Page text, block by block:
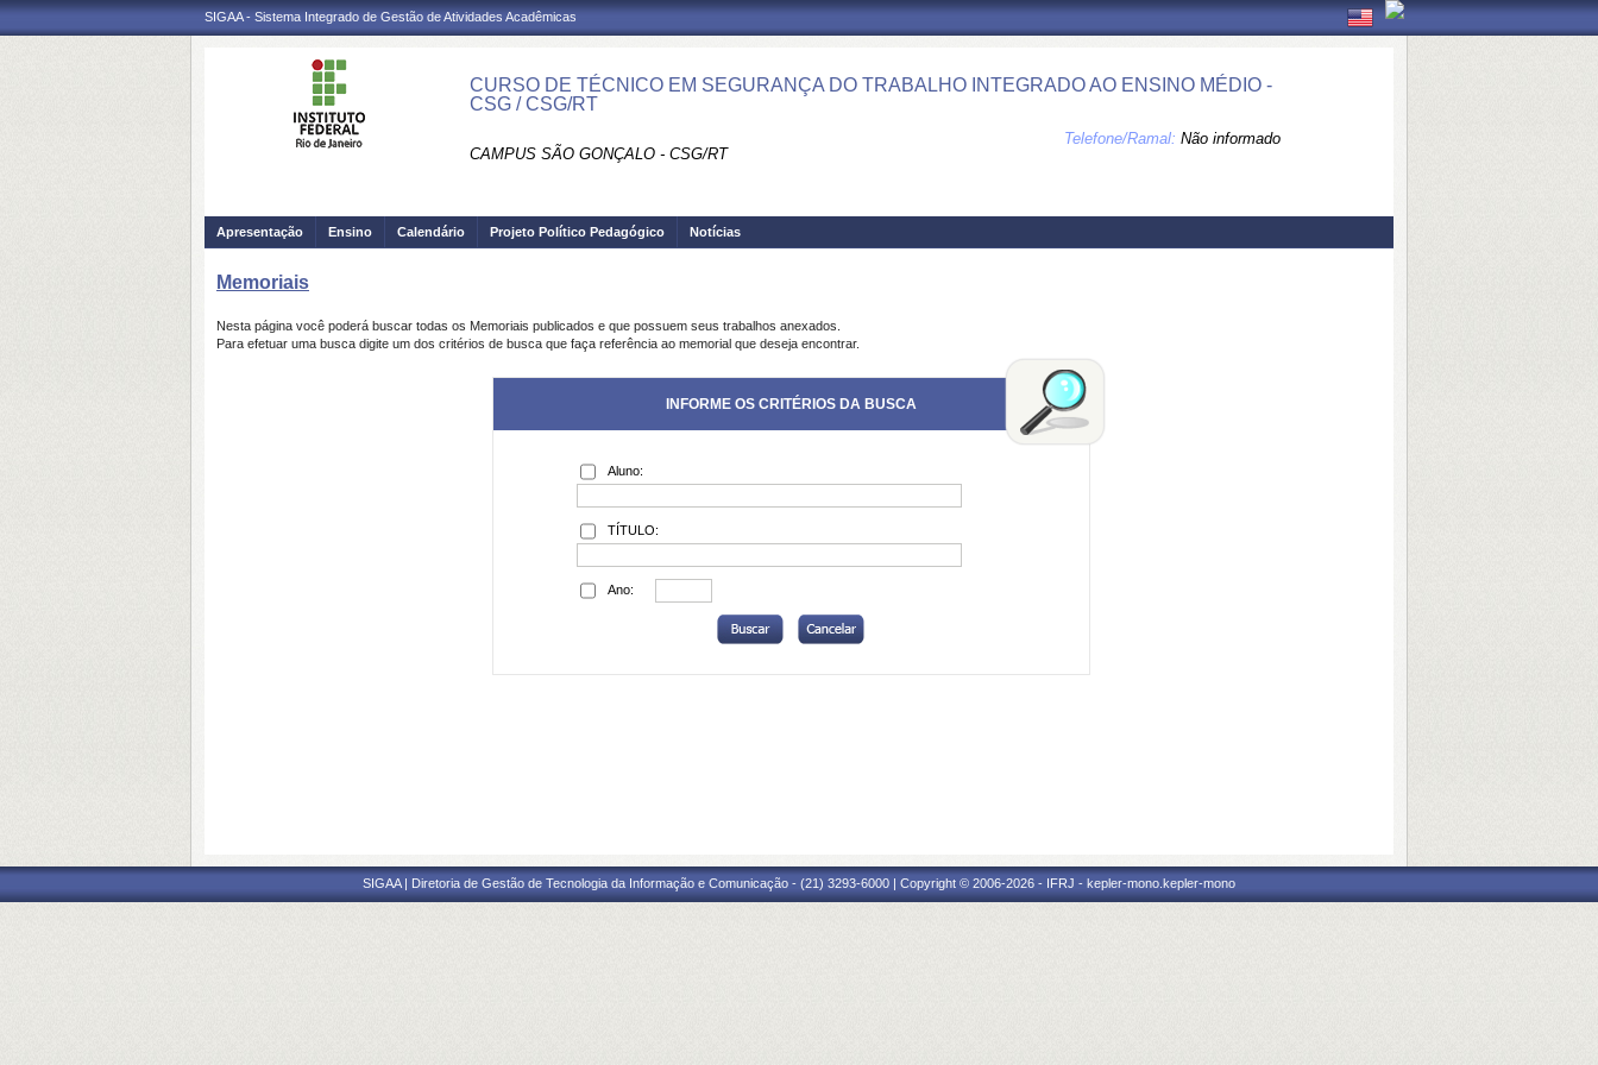
SIGAA - Sistema Integrado de Gestão de Atividades Acadêmicas
CURSO DE TÉCNICO EM SEGURANÇA DO TRABALHO INTEGRADO AO ENSINO MÉDIO -
CSG / CSG/RT
CAMPUS SÃO GONÇALO - CSG/RT
Telefone/Ramal: Não informado
Apresentação Ensino Calendário Projeto Político Pedagógico Notícias
Memoriais
Nesta página você poderá buscar todas os Memoriais publicados e que possuem seus trabalhos anexados.
Para efetuar uma busca digite um dos critérios de busca que faça referência ao memorial que deseja encontrar.
INFORME OS CRITÉRIOS DA BUSCA
Aluno:
TÍTULO:
Ano:
SIGAA | Diretoria de Gestão de Tecnologia da Informação e Comunicação - (21) 3293-6000 | Copyright © 2006-2026 - IFRJ - kepler-mono.kepler-mono